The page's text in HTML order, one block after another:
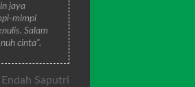
jaya
mimpi
Salam
cinta".
Endah Saputri